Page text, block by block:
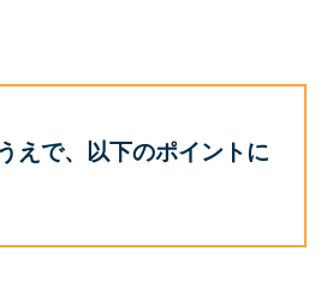
えで、以下のポイントに